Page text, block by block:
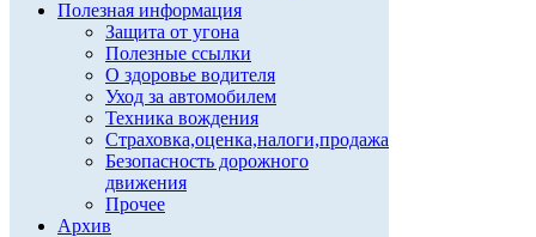
Полезная информация
Защита от угона
Полезные ссылки
О здоровье водителя
Уход за автомобилем
Техника вождения
Страховка,оценка,налоги,продажа
Безопасность дорожного
движения
Прочее
Архив